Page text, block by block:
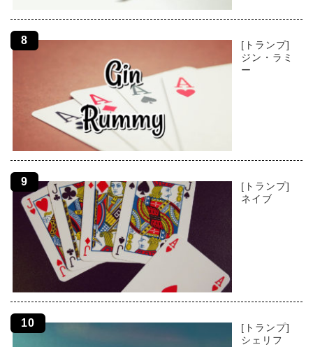
[トランプ]
ジン・ラミ
ー
[トランプ]
ネイブ
[トランプ]
シェリフ